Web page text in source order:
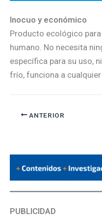
Inocuo y económico
Producto ecológico
humano. No necesita
específica para su uso,
frío, funciona a
ANTERIOR
PUBLICIDAD